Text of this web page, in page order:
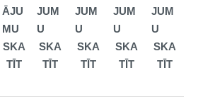
ĀJU
MU
SKA
TĪT
JUM
U
SKA
TĪT
JUM
U
SKA
TĪT
JUM
U
SKA
TĪT
JUM
U
SKA
TĪT